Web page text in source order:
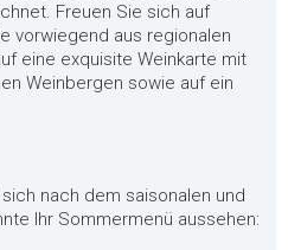
Freuen Sie sich auf
vorwiegend aus regionalen
eine exquisite Weinkarte mit
Weinbergen sowie auf ein
nach dem saisonalen und
Ihr Sommermenü aussehen: